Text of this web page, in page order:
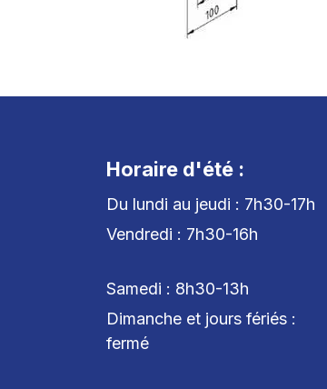
Horaire d'été :
Du lundi au jeudi : 7h30-17h
Vendredi : 7h30-16h
Samedi : 8h30-13h
Dimanche et jours fériés :
fermé